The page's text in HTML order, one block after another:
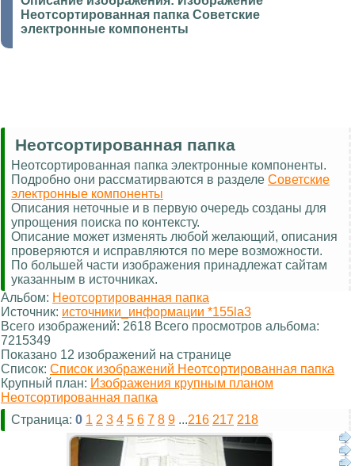
Неотсортированная папка Советские
электронные компоненты
Неотсортированная папка
Неотсортированная папка электронные компоненты.
Подробно они рассматирваются в разделе Советские
электронные компоненты
Описания неточные и в первую очередь созданы для
упрощения поиска по контексту.
Описание может изменять любой желающий, описания
проверяются и исправляются по мере возможности.
По большей части изображения принадлежат сайтам
указанным в источниках.
Альбом: Неотсортированная папка
Источник: источники_информации *155la3
Всего изображений: 2618 Всего просмотров альбома:
7215349
Показано 12 изображений на странице
Список: Список изображений Неотсортированная папка
Крупный план: Изображения крупным планом
Неотсортированная папка
Страница: 0 1 2 3 4 5 6 7 8 9 ...216 217 218